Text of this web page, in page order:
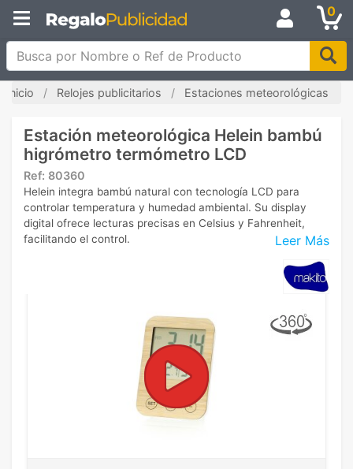
0
Busca por Nombre o Ref de Producto
Inicio Relojes publicitarios Estaciones meteorológicas
Estación meteorológica Helein bambú
higrómetro termómetro LCD
Ref: 80360
Leer Más
Helein integra bambú natural con tecnología LCD para
controlar temperatura y humedad ambiental. Su display
digital ofrece lecturas precisas en Celsius y Fahrenheit,
facilitando el control.